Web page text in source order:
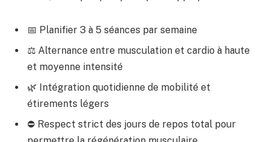
📅 Planifier 3 à 5 séances par semaine
⚖️ Alternance entre musculation et cardio à haute
et moyenne intensité
🌿 Intégration quotidienne de mobilité et
étirements légers
⛔ Respect strict des jours de repos total pour